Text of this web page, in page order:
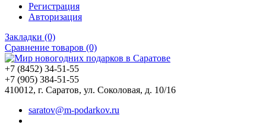
Регистрация
Авторизация
Закладки (0)
Сравнение товаров (0)
+7 (8452) 34-51-55
+7 (905) 384-51-55
410012, г. Саратов, ул. Соколовая, д. 10/16
saratov@m-podarkov.ru